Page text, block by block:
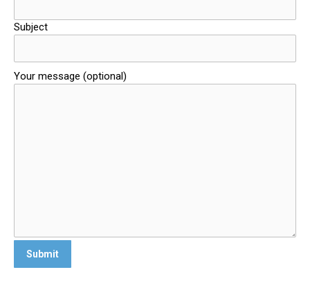
Subject
Your message (optional)